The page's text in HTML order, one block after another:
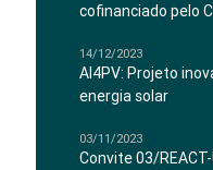
cofinanciado pelo
14/12/2023
AI4PV: Projeto
energia solar
03/11/2023
Convite 03/